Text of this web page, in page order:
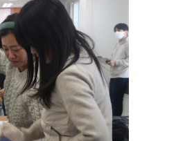
인천 선재도 갯벌서 해
인천서 말다툼 중 어머
'화합' 꺼낸 김민석에 '
李대통령, ISA 개편 재